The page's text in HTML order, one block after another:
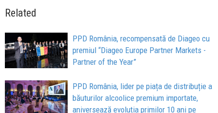
Related
PPD România, recompensată de Diageo cu
premiul “Diageo Europe Partner Markets -
Partner of the Year”
PPD România, lider pe piața de distribuție a
băuturilor alcoolice premium importate,
aniversează evoluția primilor 10 ani pe